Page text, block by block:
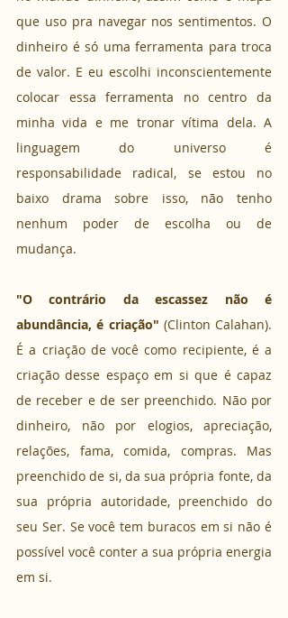
que uso pra navegar nos sentimentos. O
dinheiro é só uma ferramenta para troca
de valor. E eu escolhi inconscientemente
colocar essa ferramenta no centro da
minha vida e me tronar vítima dela. A
linguagem do universo é
responsabilidade radical, se estou no
baixo drama sobre isso, não tenho
nenhum poder de escolha ou de
mudança.
"O contrário da escassez não é
abundância, é criação" (Clinton Calahan).
É a criação de você como recipiente, é a
criação desse espaço em si que é capaz
de receber e de ser preenchido. Não por
dinheiro, não por elogios, apreciação,
relações, fama, comida, compras. Mas
preenchido de si, da sua própria fonte, da
sua própria autoridade, preenchido do
seu Ser. Se você tem buracos em si não é
possível você conter a sua própria energia
em si.